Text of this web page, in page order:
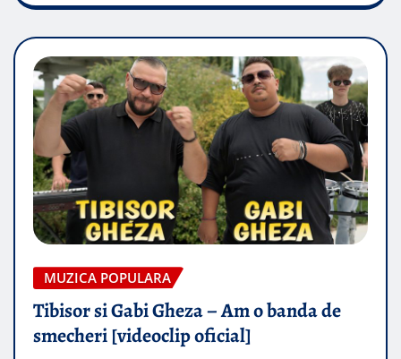
MUZICA POPULARA
Tibisor si Gabi Gheza – Am o banda de
smecheri [videoclip oficial]